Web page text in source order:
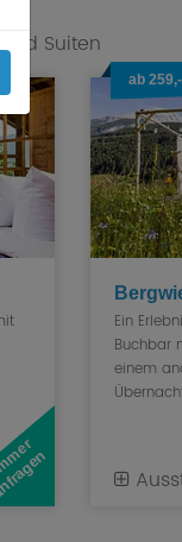
Suiten
ab
Ein
Buchbar
einem